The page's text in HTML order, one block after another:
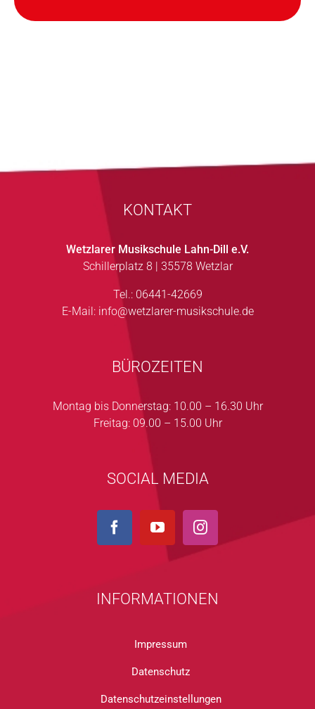
KONTAKT
Wetzlarer Musikschule Lahn-Dill e.V.
Schillerplatz 8 | 35578 Wetzlar
Tel.: 06441-42669
E-Mail: info@wetzlarer-musikschule.de
BÜROZEITEN
Montag bis Donnerstag: 10.00 – 16.30 Uhr
Freitag: 09.00 – 15.00 Uhr
SOCIAL MEDIA
INFORMATIONEN
Impressum
Datenschutz
Datenschutzeinstellungen